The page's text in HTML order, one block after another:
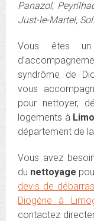
Panazol,
Just-le-Martel,
Vous êtes un
syndrôme de
vous
pour nettoyer,
logements à
département de la
Vous avez
du nettoyage
devis de
Diogène à
contactez